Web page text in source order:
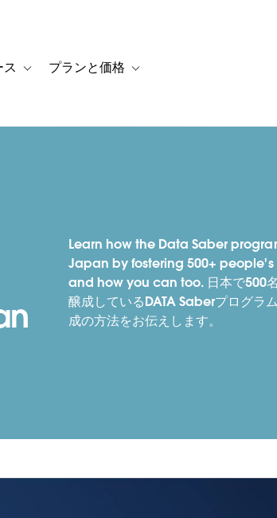
ーリー for ソリューション
ス Toggle sub-navigation for リソース
プランと価格 Toggle sub-navigation for プラ
Learn how the Data Saber
Japan by fostering 500+
and how you can too. 日本で500
醸成しているDATA Saberプログラ
成の方法をお伝えします。